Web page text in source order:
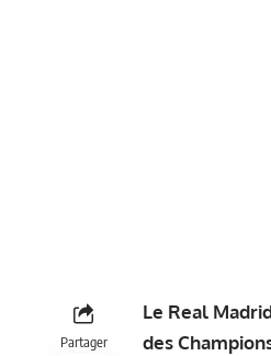
Partager
Le Real
des